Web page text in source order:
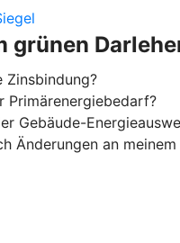
grünen
Zinsbindung?
Primärenergiebedarf?
Gebäude-
Änderungen an